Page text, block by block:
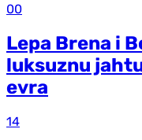
00
Lepa Brena i
luksuznu
evra
14